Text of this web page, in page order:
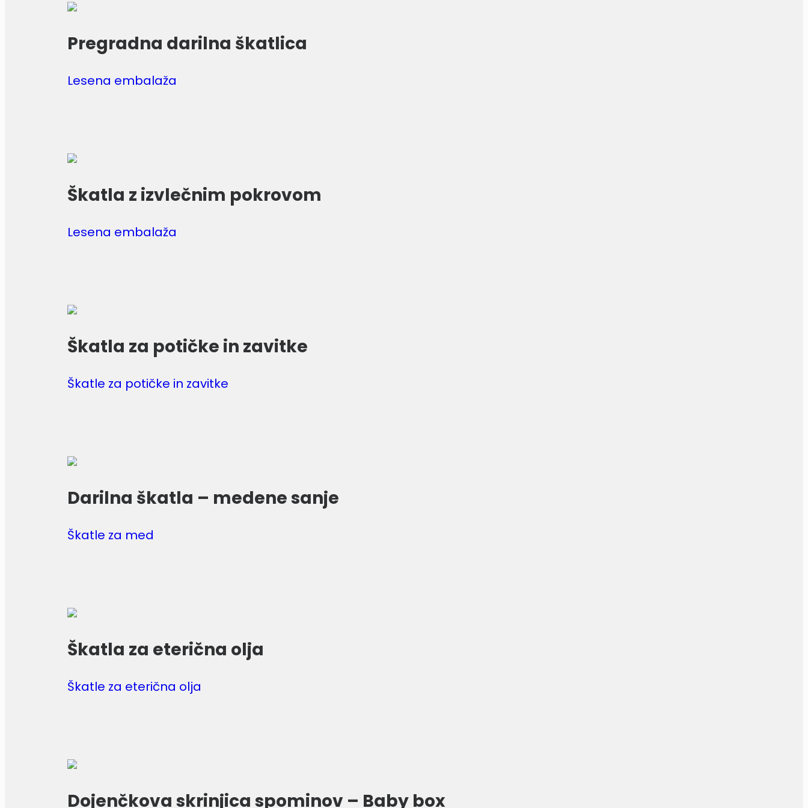
Pregradna darilna škatlica
Lesena embalaža
Škatla z izvlečnim pokrovom
Lesena embalaža
Škatla za potičke in zavitke
Škatle za potičke in zavitke
Darilna škatla – medene sanje
Škatle za med
Škatla za eterična olja
Škatle za eterična olja
Dojenčkova skrinjica spominov – Baby box